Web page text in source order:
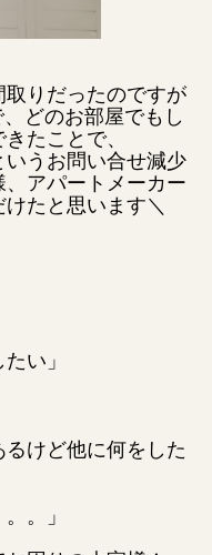
りだったのですが
どのお部屋でもし
たことで、
うお問い合せ減少
アパートメーカー
たと思います＼
い」
るけど他に何をした
。」